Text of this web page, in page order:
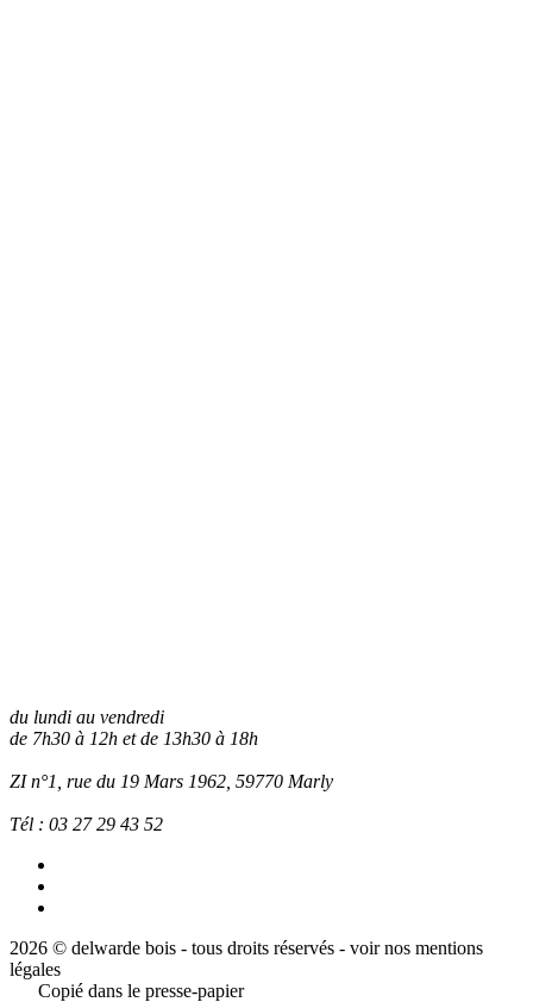
du lundi au vendredi
de 7h30 à 12h et de 13h30 à 18h
ZI n°1, rue du 19 Mars 1962, 59770 Marly
Tél : 03 27 29 43 52
2026 © delwarde bois - tous droits réservés - voir nos mentions
légales
Copié dans le presse-papier